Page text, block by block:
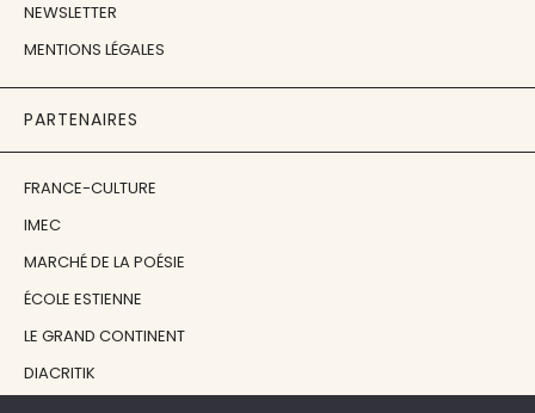
NEWSLETTER
MENTIONS LÉGALES
PARTENAIRES
FRANCE-CULTURE
IMEC
MARCHÉ DE LA POÉSIE
ÉCOLE ESTIENNE
LE GRAND CONTINENT
DIACRITIK